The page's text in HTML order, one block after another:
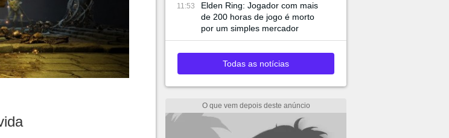
11:53
Elden Ring: Jogador com mais
de 200 horas de jogo é morto
por um simples mercador
Todas as notícias